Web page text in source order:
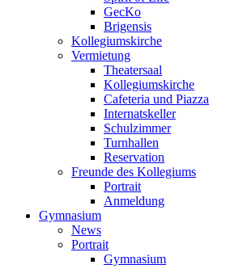
GecKo
Brigensis
Kollegiumskirche
Vermietung
Theatersaal
Kollegiumskirche
Cafeteria und Piazza
Internatskeller
Schulzimmer
Turnhallen
Reservation
Freunde des Kollegiums
Portrait
Anmeldung
Gymnasium
News
Portrait
Gymnasium